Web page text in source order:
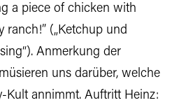
a piece of chicken with
ranch!” („Ketchup und
Anmerkung der
uns darüber, welche
Kult annimmt. Auftritt Heinz: